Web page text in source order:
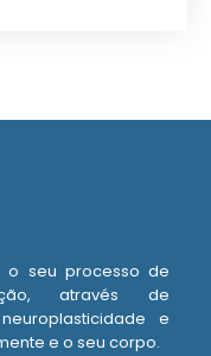
o seu processo de
através de
e
e o seu corpo.